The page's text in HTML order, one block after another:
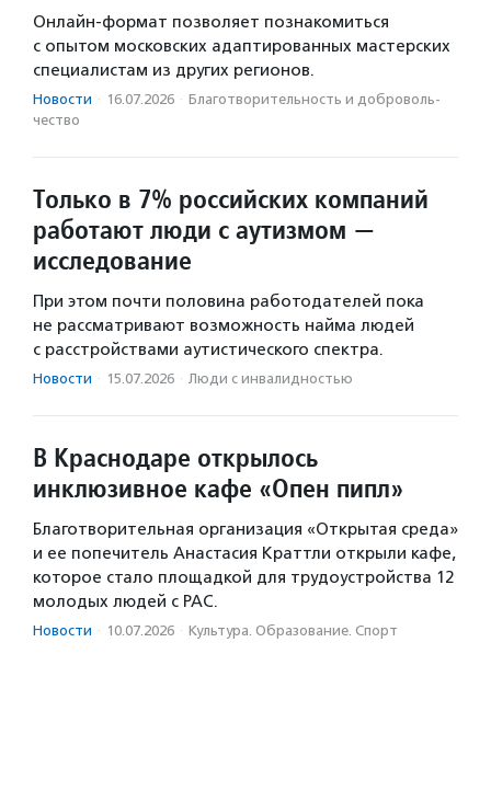
Онлайн-формат позволяет познакомиться
с опытом московских адаптированных мастерских
специалистам из других регионов.
Новости · 16.07.2026 · Благотвори­тель­ность и доброволь­
чест­во
Только в 7% российских компаний
работают люди с аутизмом —
исследование
При этом почти половина работодателей пока
не рассматривают возможность найма людей
с расстройствами аутистического спектра.
Новости · 15.07.2026 · Люди с инвалидностью
В Краснодаре открылось
инклюзивное кафе «Опен пипл»
Благотворительная организация «Открытая среда»
и ее попечитель Анастасия Краттли открыли кафе,
которое стало площадкой для трудоустройства 12
молодых людей с РАС.
Новости · 10.07.2026 · Культура. Образование. Спорт